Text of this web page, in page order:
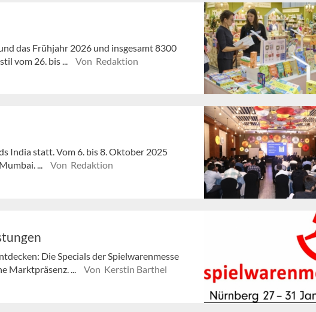
das Frühjahr 2026 und insgesamt 8300
vom 26. bis ...
Von Redaktion
India statt. Vom 6. bis 8. Oktober 2025
...
Von Redaktion
Die Specials der Spielwarenmesse
Marktpräsenz. ...
Von Kerstin Barthel